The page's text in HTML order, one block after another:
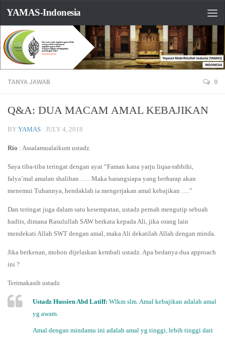
YAMAS-Indonesia
TANYA JAWAB 0
Q&A: DUA MACAM AMAL KEBAJIKAN
BY YAMAS · JULY 4, 2018
Rio : Assalamualaikum ustadz.
Saya tiba-tiba teringat dengan ayat “Faman kana yarju liqaa-rabbihi,
falya’mal amalan shalihan ….. Maka barangsiapa yang berharap akan
menemui Tuhannya, hendaklah ia mengerjakan amal kebajikan ….”
Dan teringat juga dalam satu kesempatan, ustadz pernah mengutip sebuah
hadits, dimana Rasulullah SAW berkata kepada Ali, jika orang lain
mendekati Allah SWT dengan amal, maka Ali dekatilah Allah dengan minda.
Jika berkenan, mohon dijelaskan kembali ustadz. Apa bedanya dua approach
ini ?
Terimakasih ustadz
Ustadz Hussien Abd Latiff: Wlkm slm. Amal kebajikan adalah amal
yg awam.
Amal dengan mindamu ini adalah amal yg tinggi, lebih tinggi dari